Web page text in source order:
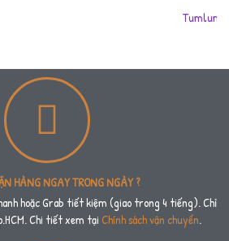
HÀNG NGAY TRONG NGÀY ?
hoặc Grab tiết kiệm (giao trong 4 tiếng). Chỉ
Chi tiết xem tại Chính sách vận chuyển.